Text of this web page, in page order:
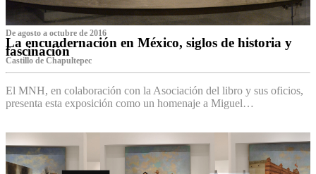
De agosto a octubre de 2016
La encuadernación en México, siglos de historia y
fascinación
Castillo de Chapultepec
El MNH, en colaboración con la Asociación del libro y sus oficios,
presenta esta exposición como un homenaje a Miguel…